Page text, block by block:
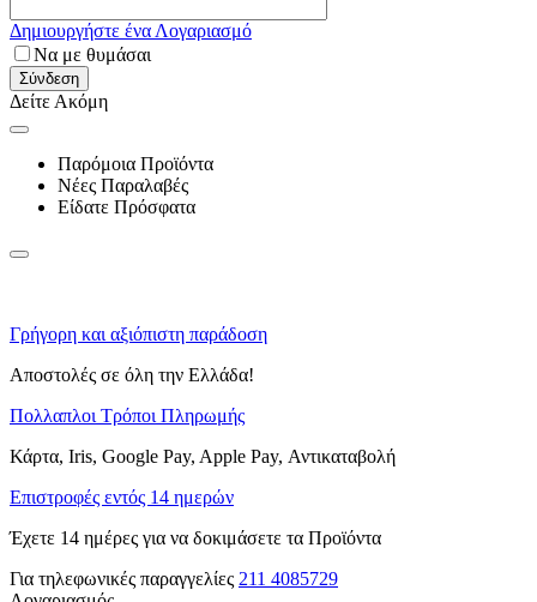
Δημιουργήστε ένα Λογαριασμό
Να με θυμάσαι
Σύνδεση
Δείτε Ακόμη
Παρόμοια Προϊόντα
Νέες Παραλαβές
Είδατε Πρόσφατα
Γρήγορη και αξιόπιστη παράδοση
Αποστολές σε όλη την Ελλάδα!
Πολλαπλοι Τρόποι Πληρωμής
Κάρτα, Iris, Google Pay, Apple Pay, Αντικαταβολή
Επιστροφές εντός 14 ημερών
Έχετε 14 ημέρες για να δοκιμάσετε τα Προϊόντα
Για τηλεφωνικές παραγγελίες 211 4085729